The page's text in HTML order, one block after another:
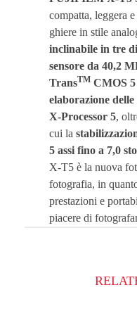
compatta, leggera
ghiere in stile
inclinabile in tre
sensore da 40,2
TransTM CMOS
elaborazione
X-Processor 5,
cui la
5 assi fino a 7,0
X-T5 è la nuova
fotografia, in
prestazioni e
piacere di